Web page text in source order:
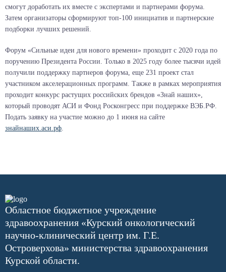
смогут доработать их вместе с экспертами и партнерами форума.
Затем организаторы сформируют топ-100 инициатив и партнерские
подборки лучших решений.
Форум «Сильные идеи для нового времени» проходит с 2020 года по
поручению Президента России. Только в 2025 году более тысячи идей
получили поддержку партнеров форума, еще 231 проект стал
участником акселерационных программ. Также в рамках мероприятия
проходит конкурс растущих российских брендов «Знай наших»,
который проводят АСИ и Фонд Росконгресс при поддержке ВЭБ.РФ.
Подать заявку на участие можно до 1 июня на сайте
знайнаших.аси.рф.
Областное бюджетное учреждение
здравоохранения «Курский онкологический
научно-клинический центр им. Г.Е.
Островерхова» министерства здравоохранения
Курской области.